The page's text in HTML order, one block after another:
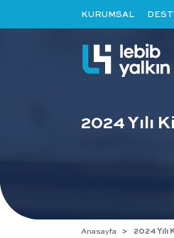
KURUMSAL
2024 Yılı
Anasayfa 2024 Yılı